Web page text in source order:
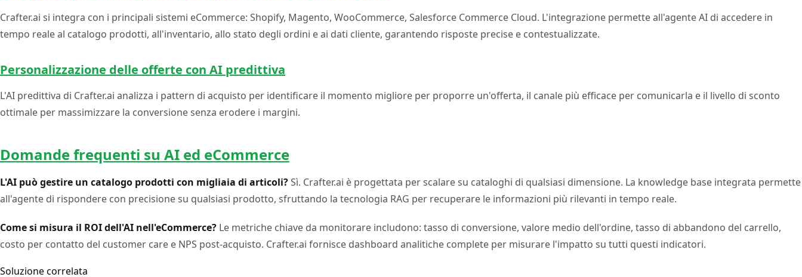
Crafter.ai si integra con i principali sistemi eCommerce: Shopify, Magento, WooCommerce, Salesforce Commerce Cloud. L'integrazione permette all'agente AI di accedere in
tempo reale al catalogo prodotti, all'inventario, allo stato degli ordini e ai dati cliente, garantendo risposte precise e contestualizzate.
Personalizzazione delle offerte con AI predittiva
L'AI predittiva di Crafter.ai analizza i pattern di acquisto per identificare il momento migliore per proporre un'offerta, il canale più efficace per comunicarla e il livello di sconto
ottimale per massimizzare la conversione senza erodere i margini.
Domande frequenti su AI ed eCommerce
L'AI può gestire un catalogo prodotti con migliaia di articoli?Sì. Crafter.ai è progettata per scalare su cataloghi di qualsiasi dimensione. La knowledge base integrata permette
all'agente di rispondere con precisione su qualsiasi prodotto, sfruttando la tecnologia RAG per recuperare le informazioni più rilevanti in tempo reale.
Come si misura il ROI dell'AI nell'eCommerce? Le metriche chiave da monitorare includono: tasso di conversione, valore medio dell'ordine, tasso di abbandono del carrello,
costo per contatto del customer care e NPS post-acquisto. Crafter.ai fornisce dashboard analitiche complete per misurare l'impatto su tutti questi indicatori.
Soluzione correlata